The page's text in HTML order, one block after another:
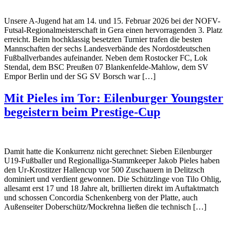
Unsere A-Jugend hat am 14. und 15. Februar 2026 bei der NOFV-
Futsal-Regionalmeisterschaft in Gera einen hervorragenden 3. Platz
erreicht. Beim hochklassig besetzten Turnier trafen die besten
Mannschaften der sechs Landesverbände des Nordostdeutschen
Fußballverbandes aufeinander. Neben dem Rostocker FC, Lok
Stendal, dem BSC Preußen 07 Blankenfelde-Mahlow, dem SV
Empor Berlin und der SG SV Borsch war […]
Mit Pieles im Tor: Eilenburger Youngster
begeistern beim Prestige-Cup
Damit hatte die Konkurrenz nicht gerechnet: Sieben Eilenburger
U19-Fußballer und Regionalliga-Stammkeeper Jakob Pieles haben
den Ur-Krostitzer Hallencup vor 500 Zuschauern in Delitzsch
dominiert und verdient gewonnen. Die Schützlinge von Tilo Ohlig,
allesamt erst 17 und 18 Jahre alt, brillierten direkt im Auftaktmatch
und schossen Concordia Schenkenberg von der Platte, auch
Außenseiter Doberschütz/Mockrehna ließen die technisch […]